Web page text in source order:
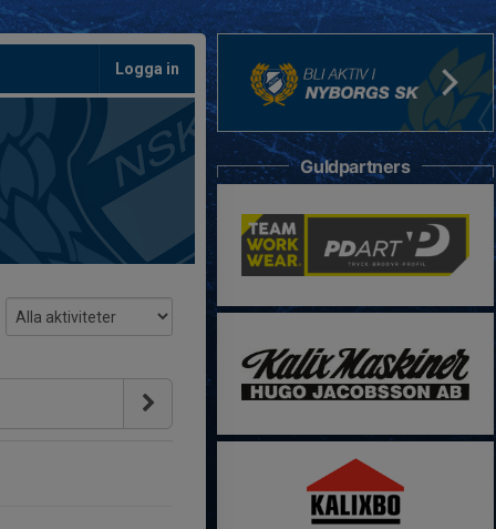
Logga in
Guldpartners